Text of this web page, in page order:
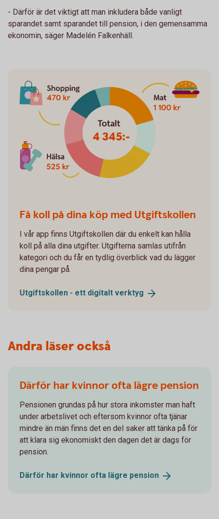
- Därför är det viktigt att man inkludera både vanligt
sparandet samt sparandet till pension, i den gemensamma
ekonomin, säger Madelén Falkenhäll.
Få koll på dina köp med Utgiftskollen
I vår app finns Utgiftskollen där du enkelt kan hålla
koll på alla dina utgifter. Utgifterna samlas utifrån
kategori och du får en tydlig överblick vad du lägger
dina pengar på.
Utgiftskollen - ett digitalt verktyg
Andra läser också
Därför har kvinnor ofta lägre pension
Pensionen grundas på hur stora inkomster man haft
under arbetslivet och eftersom kvinnor ofta tjänar
mindre än män finns det en del saker att tänka på för
att klara sig ekonomiskt den dagen det är dags för
pension.
Därför har kvinnor ofta lägre pension